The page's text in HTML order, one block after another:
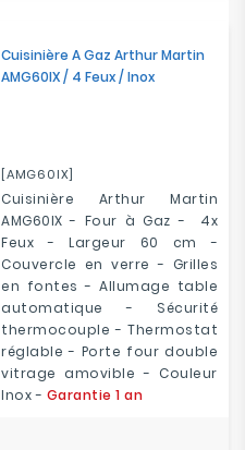
Cuisinière A Gaz Arthur Martin
AMG60IX / 4 Feux / Inox
[AMG60IX]
Cuisinière Arthur Martin
AMG60IX - Four à Gaz - 4x
Feux - Largeur 60 cm -
Couvercle en verre - Grilles
en fontes - Allumage table
automatique - Sécurité
thermocouple - Thermostat
réglable - Porte four double
vitrage amovible - Couleur
Inox - Garantie 1 an